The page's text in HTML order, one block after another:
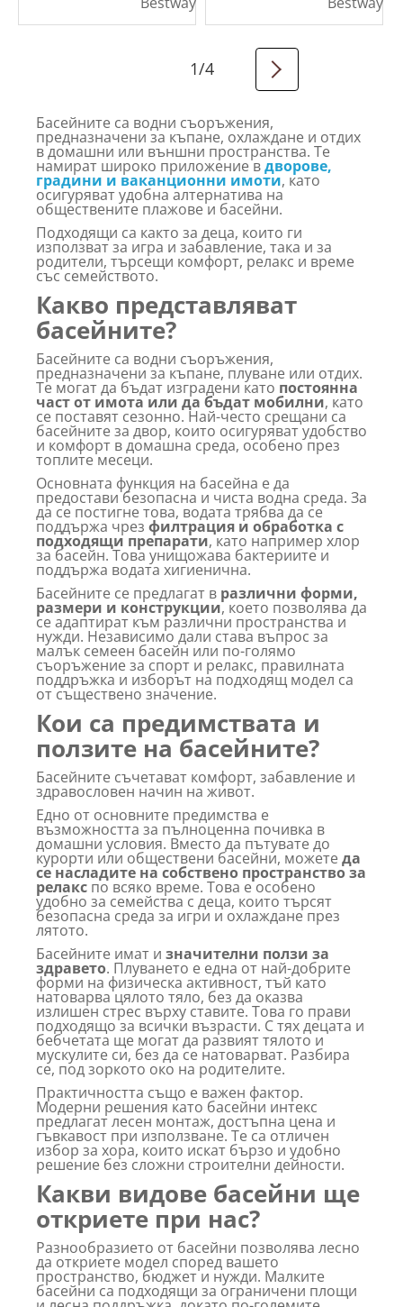
1/4
Басейните са водни съоръжения,
предназначени за къпане, охлаждане и отдих
в домашни или външни пространства. Те
намират широко приложение вдворове,
градини и ваканционни имоти, като
осигуряват удобна алтернатива на
обществените плажове и басейни.
Подходящи са както за деца, които ги
използват за игра и забавление, така и за
родители, търсещи комфорт, релакс и време
със семейството.
Какво представляват
басейните?
Басейните са водни съоръжения,
предназначени за къпане, плуване или отдих.
Те могат да бъдат изградени като постоянна
част от имота или да бъдат мобилни, като
се поставят сезонно. Най-често срещани са
басейните за двор, които осигуряват удобство
и комфорт в домашна среда, особено през
топлите месеци.
Основната функция на басейна е да
предостави безопасна и чиста водна среда. За
да се постигне това, водата трябва да се
поддържа чрез филтрация и обработка с
подходящи препарати, като например хлор
за басейн. Това унищожава бактериите и
поддържа водата хигиенична.
Басейните се предлагат в различни форми,
размери и конструкции, което позволява да
се адаптират към различни пространства и
нужди. Независимо дали става въпрос за
малък семеен басейн или по-голямо
съоръжение за спорт и релакс, правилната
поддръжка и изборът на подходящ модел са
от съществено значение.
Кои са предимствата и
ползите на басейните?
Басейните съчетават комфорт, забавление и
здравословен начин на живот.
Едно от основните предимства е
възможността за пълноценна почивка в
домашни условия. Вместо да пътувате до
курорти или обществени басейни, можетеда
се насладите на собствено пространство за
релакс по всяко време. Това е особено
удобно за семейства с деца, които търсят
безопасна среда за игри и охлаждане през
лятото.
Басейните имат и значителни ползи за
здравето. Плуването е една от най-добрите
форми на физическа активност, тъй като
натоварва цялото тяло, без да оказва
излишен стрес върху ставите. Това го прави
подходящо за всички възрасти. С тях децата и
бебчетата ще могат да развият тялото и
мускулите си, без да се натоварват. Разбира
се, под зоркото око на родителите.
Практичността също е важен фактор.
Модерни решения като басейни интекс
предлагат лесен монтаж, достъпна цена и
гъвкавост при използване. Те са отличен
избор за хора, които искат бързо и удобно
решение без сложни строителни дейности.
Какви видове басейни ще
откриете при нас?
Разнообразието от басейни позволява лесно
да откриете модел според вашето
пространство, бюджет и нужди. Малките
басейни са подходящи за ограничени площи